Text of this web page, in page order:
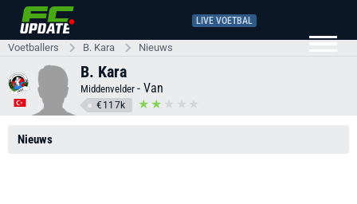
LIVE VOETBAL
Voetballers B. Kara Nieuws
B. Kara
Middenvelder - Van
€117k
Nieuws